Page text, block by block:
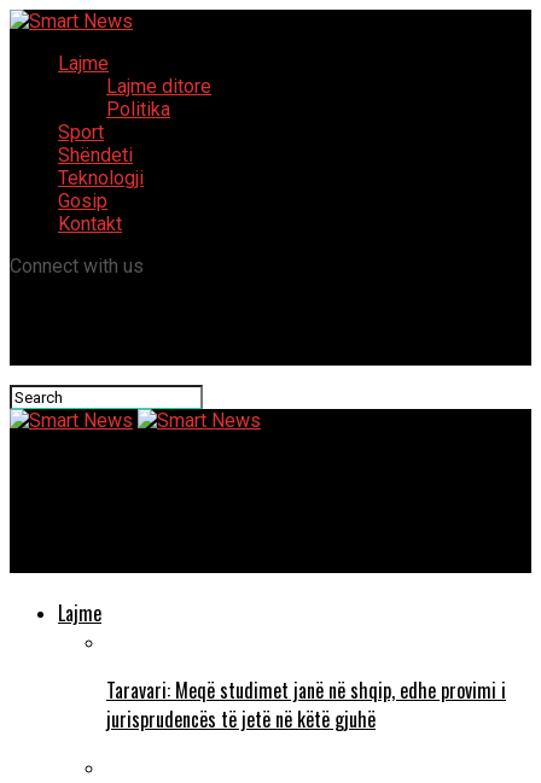
Lajme
Lajme ditore
Politika
Sport
Shëndeti
Teknologji
Gosip
Kontakt
Connect with us
Lajme
Taravari: Meqë studimet janë në shqip, edhe provimi i
jurisprudencës të jetë në këtë gjuhë